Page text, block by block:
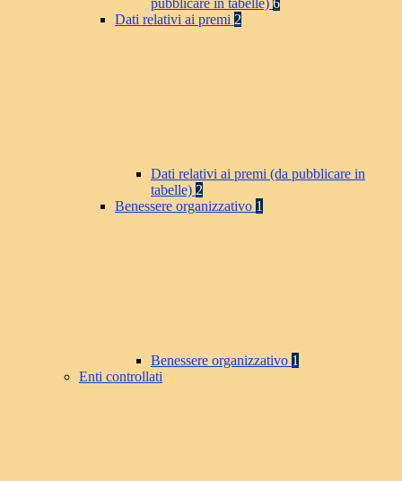
pubblicare in tabelle) 6
Dati relativi ai premi 2
Dati relativi ai premi (da pubblicare in
tabelle) 2
Benessere organizzativo 1
Benessere organizzativo 1
Enti controllati